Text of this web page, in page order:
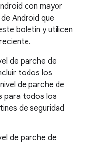
con mayor
Android que
boletín y utilicen
de parche de
todos los
de parche de
para todos los
de seguridad
de parche de